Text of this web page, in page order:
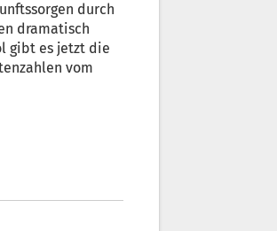
durch
dramatisch
gibt es jetzt die
vom